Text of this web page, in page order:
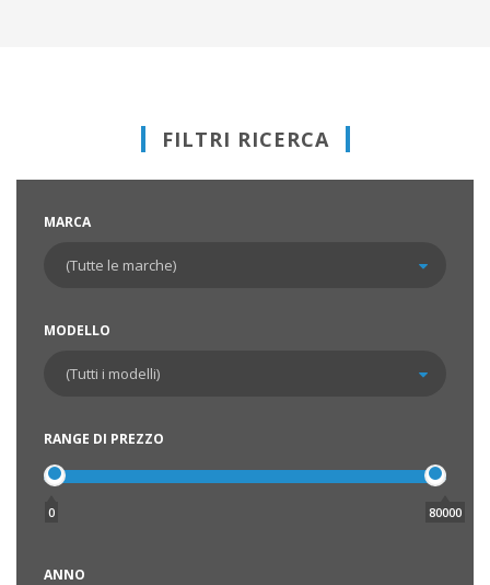
FILTRI RICERCA
MARCA
MODELLO
RANGE DI PREZZO
0 80000
ANNO